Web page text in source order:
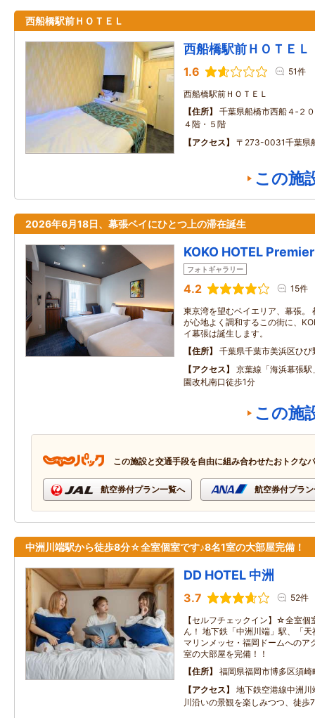
西船橋駅前ＨＯＴＥＬ
西船橋駅前ＨＯＴＥＬ
1.6 51件
西船橋駅前ＨＯＴＥＬ
住所
千葉県船橋市西船４‐
４階・５階
アクセス
〒273-0031千葉県
この施
2026年6月18日、幕張ベイにひとつ上の滞在誕生
KOKO HOTEL
フォトギャラリー
4.2 15件
東京湾を望むベイエリア、幕張。
が心地よく調和するこの街に、
イ幕張は誕生します。
住所
千葉県千葉市美浜区ひ
アクセス
京葉線「海浜幕張
園改札南口徒歩1分
この施
この施設と交通手段を自由に組み合わせたおトクな
航空券付プラン一覧へ 航空券付プラ
中洲川端駅から徒歩8分☆全室個室です♪8名1室の大部屋完備！
DD HOTEL 中洲
3.7 52件
【セルフチェックイン】☆全室
ん！ 地下鉄「中洲川端」駅、「
マリンメッセ・福岡ドームへのア
室の大部屋を完備！！
住所
福岡県福岡市博多区須崎
アクセス
地下鉄空港線中洲
川沿いの景観を楽しみつつ、徒歩